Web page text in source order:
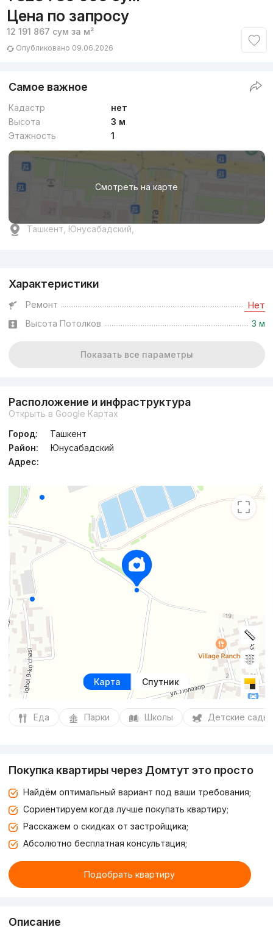
Цена по запросу
12 191 867 сум за м²
Опубликовано 09.06.2026
Самое важное
Кадастр
нет
Высота
3 м
Этажность
1
Смотреть на карте
Ташкент, Юнусабадский,
Характеристики
Ремонт Нет
Высота Потолков 3 м
Показать все параметры
Расположение и инфраструктура
Открыть в Google Картах
Город:
Ташкент
Район:
Юнусабадский
Адрес:
Карта Спутник
Еда Парки Школы Детские сады
Покупка квартиры через Домтут это просто
Найдём оптимальный вариант под ваши требования;
Сориентируем когда лучше покупать квартиру;
Расскажем о скидках от застройщика;
Абсолютно бесплатная консультация;
Подобрать квартиру
Описание